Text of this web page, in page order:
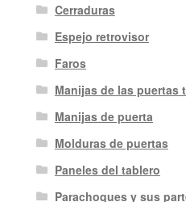
Cerraduras
Espejo retrovisor
Faros
Manijas de las puertas
Manijas de puerta
Molduras de puertas
Paneles del tablero
Parachoques y sus